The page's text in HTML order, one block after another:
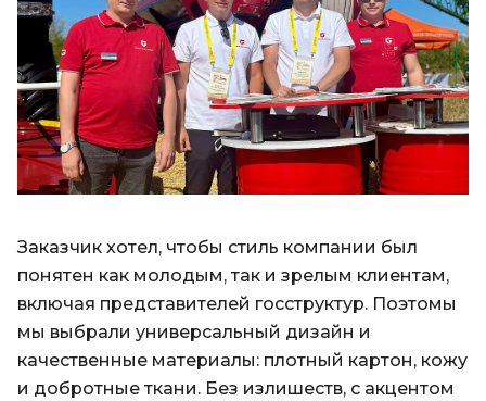
Заказчик хотел, чтобы стиль компании был
понятен как молодым, так и зрелым клиентам,
включая представителей госструктур. Поэтомы
мы выбрали универсальный дизайн и
качественные материалы: плотный картон, кожу
и добротные ткани. Без излишеств, с акцентом